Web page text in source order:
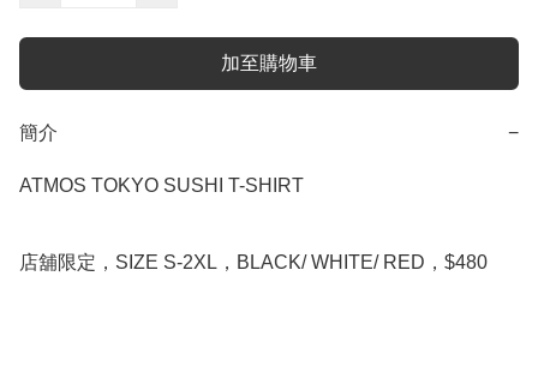
加至購物車
簡介 −
ATMOS TOKYO SUSHI T-SHIRT
店舖限定，SIZE S-2XL，BLACK/ WHITE/ RED，$480